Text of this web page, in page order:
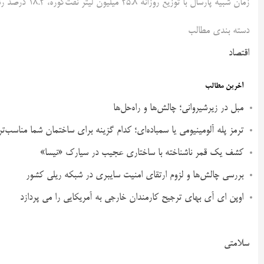
زمان شبیه پارسال با توزیع روزانه ۲۵.۸ میلیون لیتر نفت‌کوره، ۱۸.۲ درصد رشد داشته است.
دسته بندی مطالب
اقتصاد
آخرین مطالب
مبل در زیرشیروانی؛ چالش‌ها و راه‌حل‌ها
ترمز پله آلومینیومی یا سمباده‌ای؛ کدام گزینه برای ساختمان شما
کشف یک قمر ناشناخته با ساختاری عجیب در سیارک «نیسا»
بررسی چالش‌ها و لزوم ارتقای امنیت سایبری در شبکه ریلی کشور
اوپن ای آی بهای ترجیح کارمندان خارجی به آمریکایی را می پردازد
سلامتی